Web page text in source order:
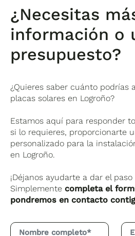
¿Necesitas
información o
presupuesto?
¿Quieres saber cuánto podrías
placas solares en Logroño?
Estamos aquí para responder
si lo requieres, proporcionarte
personalizado para la
en Logroño.
¡Déjanos ayudarte a dar el
Simplementecompleta el
pondremos en contacto